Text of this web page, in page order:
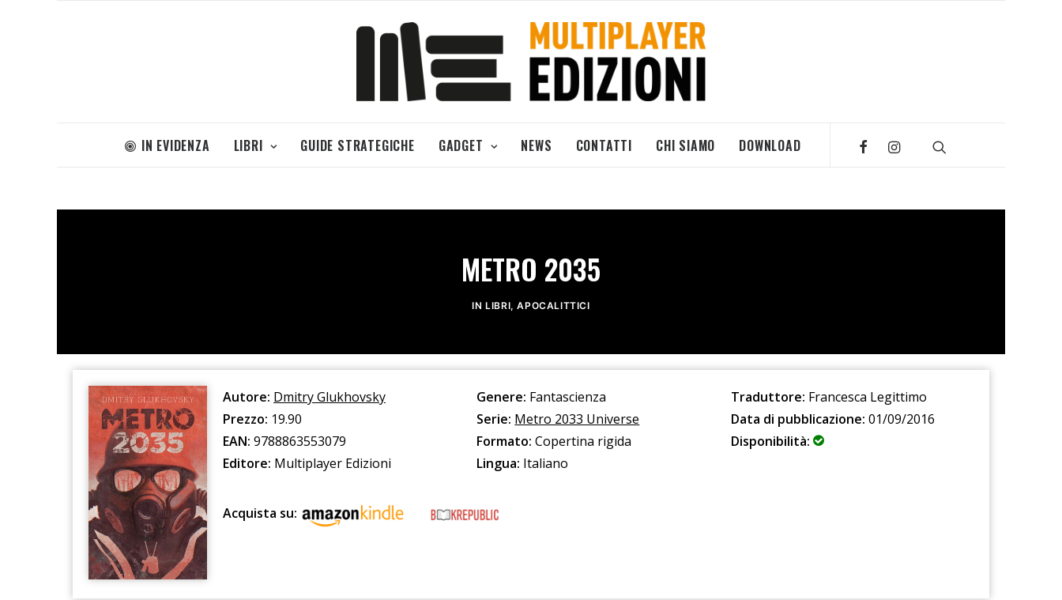
IN EVIDENZA LIBRI GUIDE STRATEGICHE GADGET NEWS CONTATTI CHI SIAMO DOWNLOAD
METRO 2035
INLIBRI,APOCALITTICI
Autore: Dmitry Glukhovsky
Prezzo: 19.90
EAN: 9788863553079
Editore: Multiplayer Edizioni
Genere: Fantascienza
Serie: Metro 2033 Universe
Formato: Copertina rigida
Lingua: Italiano
Traduttore: Francesca Legittimo
Data di pubblicazione: 01/09/2016
Disponibilità:
Acquista su: